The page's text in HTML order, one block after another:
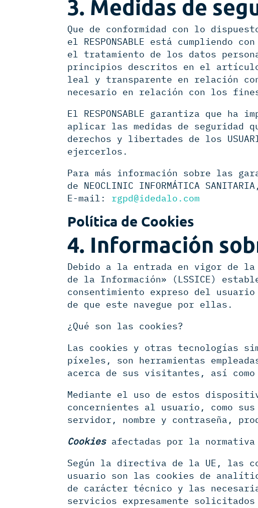
3. Medidas de
Que de conformidad con lo
el RESPONSABLE está cumpliendo
el tratamiento de los datos
principios descritos en el artículo
leal y transparente en relación
necesario en relación con los
El RESPONSABLE garantiza que
aplicar las medidas de seguridad
derechos y libertades de los
ejercerlos.
Para más información sobre las
de NEOCLINIC INFORMÁTICA
E-mail: rgpd@idedalo.com
Política de Cookies
4. Información
Debido a la entrada en vigor de
de la Información» (LSSICE)
consentimiento expreso del
de que este navegue por ellas.
¿Qué son las cookies?
Las cookies y otras tecnologías
píxeles, son herramientas
acerca de sus visitantes, así
Mediante el uso de estos
concernientes al usuario, como
servidor, nombre y contraseña,
Cookiesafectadas por la
Según la directiva de la UE, las
usuario son las cookies de
de carácter técnico y las
servicios expresamente